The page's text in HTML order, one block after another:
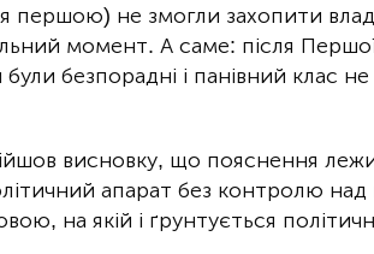
першою) не змогли захопити
момент. А саме: після
безпорадні і панівний клас
висновку, що пояснення
апарат без контролю над
на якій і ґрунтується